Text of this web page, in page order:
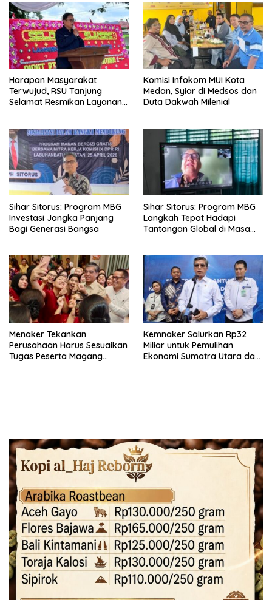
Harapan Masyarakat
Terwujud, RSU Tanjung
Selamat Resmikan Layanan
Komisi Infokom MUI Kota
Medan, Syiar di Medsos dan
Duta Dakwah Milenial
Sihar Sitorus: Program MBG
Investasi Jangka Panjang
Bagi Generasi Bangsa
Sihar Sitorus: Program MBG
Langkah Tepat Hadapi
Tantangan Global di Masa
Menaker Tekankan
Perusahaan Harus Sesuaikan
Tugas Peserta Magang
Kemnaker Salurkan Rp32
Miliar untuk Pemulihan
Ekonomi Sumatra Utara dan